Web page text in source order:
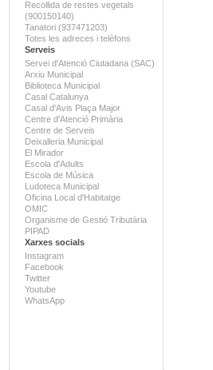
Recollida de restes vegetals
(900150140)
Tanatori (937471203)
Totes les adreces i telèfons
Serveis
Servei d'Atenció Ciutadana (SAC)
Arxiu Municipal
Biblioteca Municipal
Casal Catalunya
Casal d'Avis Plaça Major
Centre d'Atenció Primària
Centre de Serveis
Deixalleria Municipal
El Mirador
Escola d'Adults
Escola de Música
Ludoteca Municipal
Oficina Local d'Habitatge
OMIC
Organisme de Gestió Tributària
PIPAD
Xarxes socials
Instagram
Facebook
Twitter
Youtube
WhatsApp